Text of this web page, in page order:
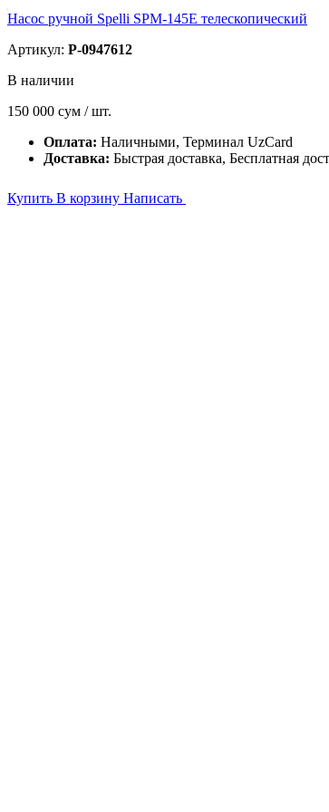
Насос ручной Spelli SPM-145E телескопический
Артикул: P-0947612
В наличии
150 000 сум / шт.
Оплата: Наличными, Терминал UzCard
Доставка: Быстрая доставка, Бесплатная
Купить В корзину Написать